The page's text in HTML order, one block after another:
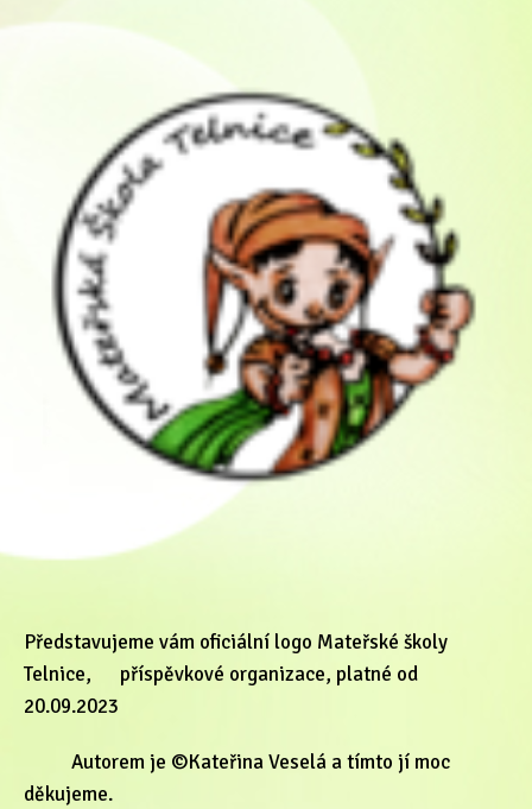
Představujeme vám oficiální logo Mateřské školy
Telnice, příspěvkové organizace, platné od
20.09.2023
Autorem je ©Kateřina Veselá a tímto jí moc
děkujeme.